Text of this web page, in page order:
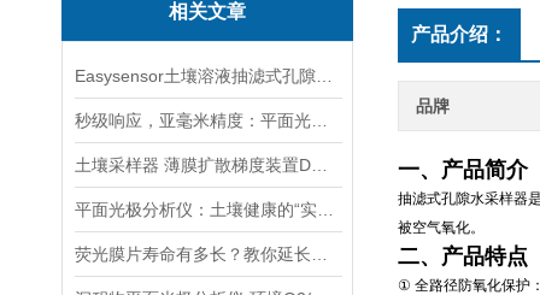
相关文章
产品介绍：
品牌
一、产品简介
抽滤式孔隙水采样器
被空气氧化。
二、产品特点
① 全路径防氧化保护